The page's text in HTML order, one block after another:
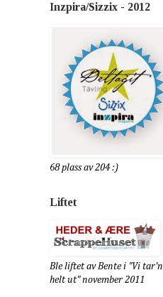
Inzpira/Sizzix - 2012
68 plass av 204 :)
Liftet
Ble liftet av Bente i "Vi tar'n
helt ut" november 2011